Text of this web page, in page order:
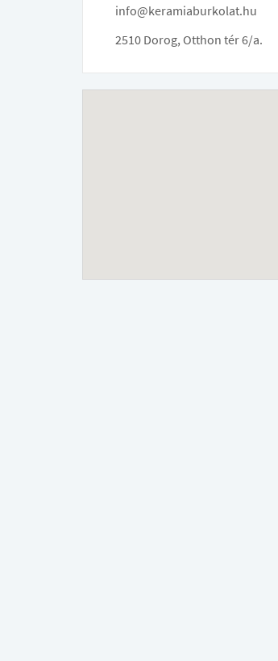
info@keramiaburkolat.hu
2510 Dorog, Otthon tér 6/a.